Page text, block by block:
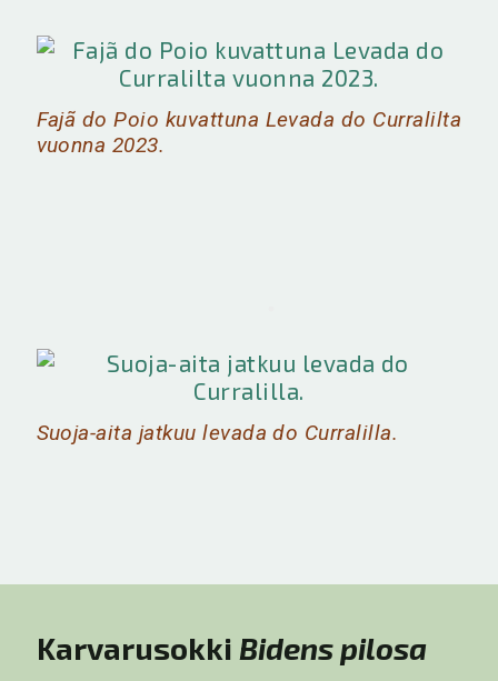
Fajã do Poio kuvattuna Levada do Curralilta
vuonna 2023.
Suoja-aita jatkuu levada do Curralilla.
Karvarusokki Bidens pilosa